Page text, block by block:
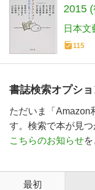
2015
日本文
115
書誌検索オプシ
ただいま「Amazon
す。検索で本が見
こちらのお知らせ
最初